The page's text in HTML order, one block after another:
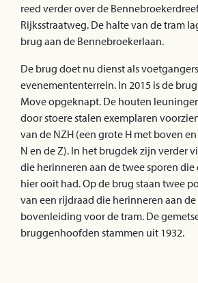
reed verder over de
Rijksstraatweg. De halte van de tram
brug aan de Bennebroekerlaan.
De brug doet nu dienst als
evenemententerrein. In 2015 is de
Move opgeknapt. De houten
door stoere stalen exemplaren
van de NZH (een grote H met boven
N en de Z). In het brugdek zijn verder
die herinneren aan de twee sporen die
hier ooit had. Op de brug staan twee
van een rijdraad die herinneren aan
bovenleiding voor de tram. De
bruggenhoofden stammen uit 1932.